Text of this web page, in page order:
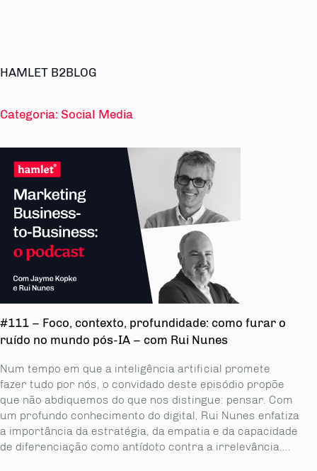
HAMLET B2BLOG
Categoria: Social Media
#111 – Foco, contexto, profundidade: como furar o
ruído no mundo pós-IA – com Rui Nunes
Num tempo em que a inteligência artificial promete
fazer tudo por nós, o convidado deste episódio propõe
que não abdiquemos do que nos distingue: pensar. Com
um profundo conhecimento do digital, Rui Nunes enfatiza
a importância da estratégia, da empatia e da capacidade
de diferenciação como antídoto contra a irrelevância....